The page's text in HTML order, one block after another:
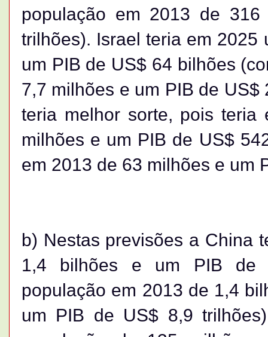
população em 2013 de
trilhões). Israel teria em
um PIB de US$ 64 bilhões
7,7 milhões e um PIB de
teria melhor sorte, pois
milhões e um PIB de US$
em 2013 de 63 milhões e um
b) Nestas previsões a China
1,4 bilhões e um PIB de
população em 2013 de 1,4
um PIB de US$ 8,9